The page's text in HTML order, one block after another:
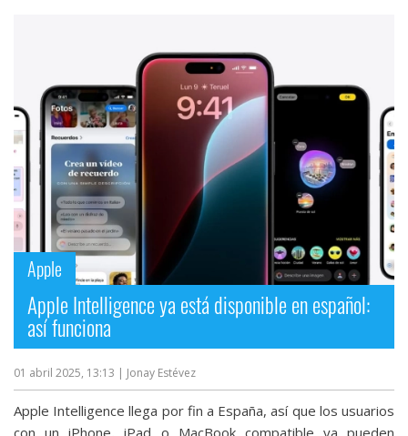
Apple
Apple Intelligence ya está disponible en español:
así funciona
01 abril 2025, 13:13 | Jonay Estévez
Apple Intelligence llega por fin a España, así que los usuarios